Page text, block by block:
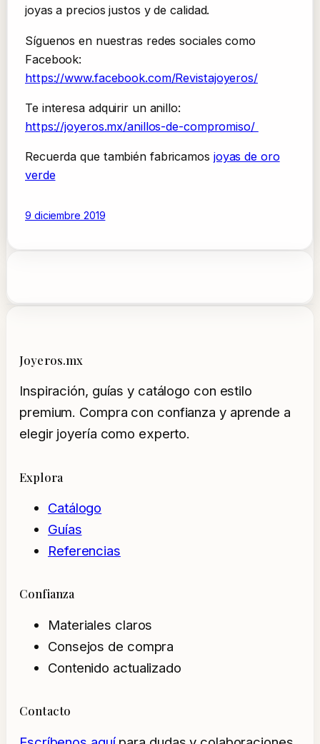
joyas a precios justos y de calidad.
Síguenos en nuestras redes sociales como
Facebook:
https://www.facebook.com/Revistajoyeros/
Te interesa adquirir un anillo:
https://joyeros.mx/anillos-de-compromiso/
Recuerda que también fabricamos joyas de oro
verde
9 diciembre 2019
Joyeros.mx
Inspiración, guías y catálogo con estilo
premium. Compra con confianza y aprende a
elegir joyería como experto.
Explora
Catálogo
Guías
Referencias
Confianza
Materiales claros
Consejos de compra
Contenido actualizado
Contacto